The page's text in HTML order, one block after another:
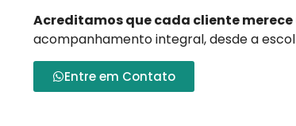
Acreditamos que cada cliente
acompanhamento integral, desde a
Entre em Contato